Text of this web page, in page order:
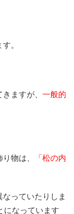
。
ますが、 一般的
物は、
「松の内
っていたりしま
になっています